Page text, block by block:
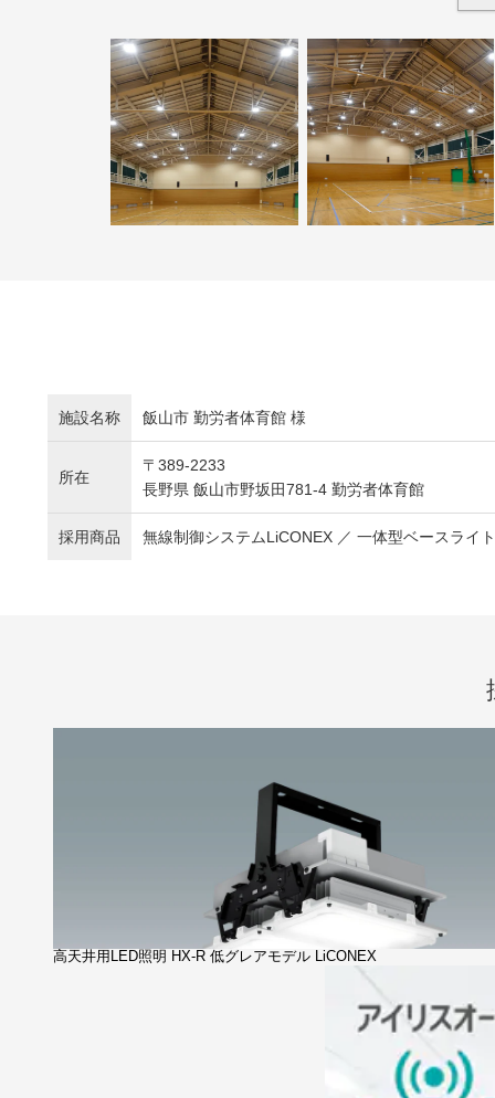
施設名称 飯山市 勤労者体育館 様
所在
〒389-2233
長野県 飯山市野坂田781-4 勤労者体育館
採用商品 無線制御システムLiCONEX ／ 一体型ベースライ
高天井用LED照明 HX-R 低グレアモデル LiCONEX